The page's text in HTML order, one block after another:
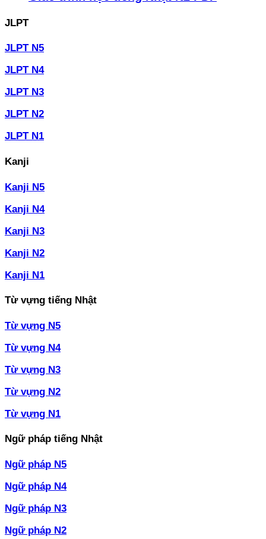
JLPT
JLPT N5
JLPT N4
JLPT N3
JLPT N2
JLPT N1
Kanji
Kanji N5
Kanji N4
Kanji N3
Kanji N2
Kanji N1
Từ vựng tiếng Nhật
Từ vựng N5
Từ vựng N4
Từ vựng N3
Từ vựng N2
Từ vựng N1
Ngữ pháp tiếng Nhật
Ngữ pháp N5
Ngữ pháp N4
Ngữ pháp N3
Ngữ pháp N2